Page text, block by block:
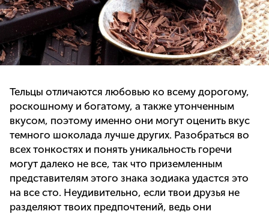
Тельцы отличаются любовью ко всему дорогому,
роскошному и богатому, а также утонченным
вкусом, поэтому именно они могут оценить вкус
темного шоколада лучше других. Разобраться во
всех тонкостях и понять уникальность горечи
могут далеко не все, так что приземленным
представителям этого знака зодиака удастся это
на все сто. Неудивительно, если твои друзья не
разделяют твоих предпочтений, ведь они